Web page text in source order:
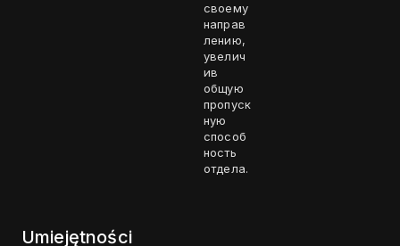
своему
направ
лению,
увелич
ив
общую
пропуск
ную
способ
ность
отдела.
Umiejętności